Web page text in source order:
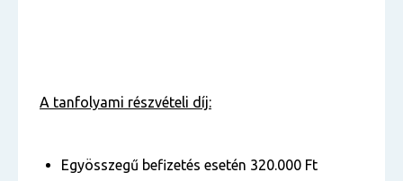
A tanfolyami részvételi díj:
Egyösszegű befizetés esetén 320.000 Ft